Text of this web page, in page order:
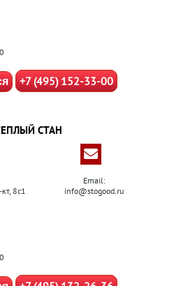
+7 (495) 152-33-00
СТАН
8с1
Email:
info@stogood.ru